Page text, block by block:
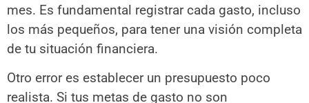
mes. Es fundamental registrar cada gasto, incluso
los más pequeños, para tener una visión completa
de tu situación financiera.
Otro error es establecer un presupuesto poco
realista. Si tus metas de gasto no son